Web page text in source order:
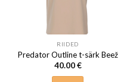
RIIDED
Predator Outline t-särk Beež
40.00€